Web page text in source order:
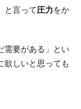
と言って圧力をか
需要がある」とい
欲しいと思っても